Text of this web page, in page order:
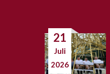
21
Juli
2026